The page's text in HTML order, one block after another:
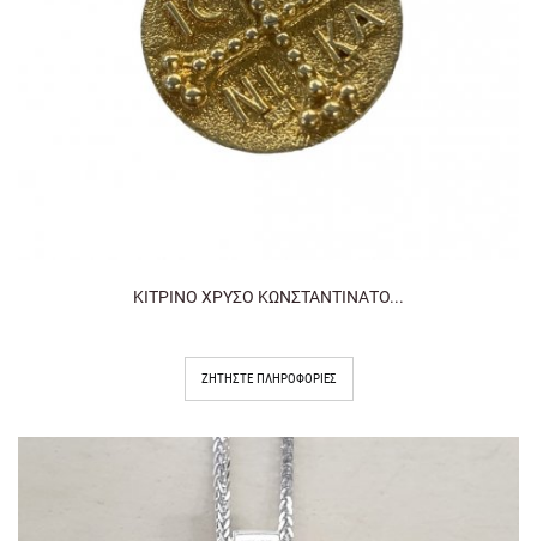
ΚΙΤΡΙΝΟ ΧΡΥΣΟ ΚΩΝΣΤΑΝΤΙΝΑΤΟ...
ΖΗΤΉΣΤΕ ΠΛΗΡΟΦΟΡΊΕΣ